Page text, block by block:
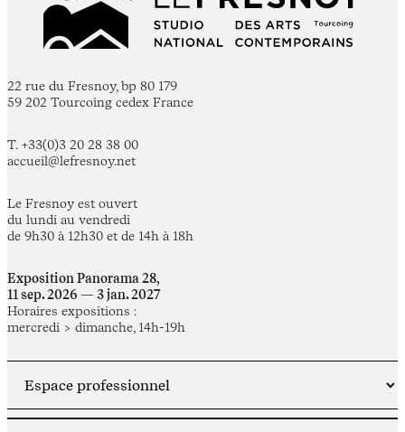
22 rue du Fresnoy, bp 80 179
59 202 Tourcoing cedex France
T. +33(0)3 20 28 38 00
accueil@lefresnoy.net
Le Fresnoy est ouvert
du lundi au vendredi
de 9h30 à 12h30 et de 14h à 18h
Exposition Panorama 28,
11 sep. 2026 — 3 jan. 2027
Horaires expositions :
mercredi > dimanche, 14h-19h